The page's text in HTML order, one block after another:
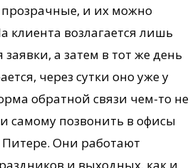
прозрачные, и их можно
клиента возлагается лишь
а затем в тот же день
через сутки оно уже у
обратной связи чем-то не
самому позвонить в офисы
Они работают
и выходных, как и